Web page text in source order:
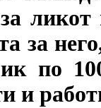
за
по
и